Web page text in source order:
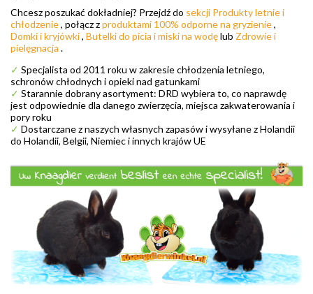
Chcesz poszukać dokładniej? Przejdź do sekcji Produkty letnie i
chłodzenie, połącz zproduktami 100% odporne na gryzienie,
Domki i kryjówki, Butelki do picia i miski na wodęlub Zdrowie i
pielęgnacja .
✓ Specjalista od 2011 roku w zakresie chłodzenia letniego,
schronów chłodnych i opieki nad gatunkami
✓ Starannie dobrany asortyment: DRD wybiera to, co naprawdę
jest odpowiednie dla danego zwierzęcia, miejsca zakwaterowania i
pory roku
✓ Dostarczane z naszych własnych zapasów i wysyłane z Holandii
do Holandii, Belgii, Niemiec i innych krajów UE